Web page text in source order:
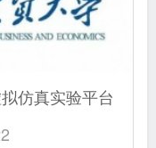
仿真实验平台